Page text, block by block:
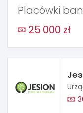
Placówki
25 000 zł